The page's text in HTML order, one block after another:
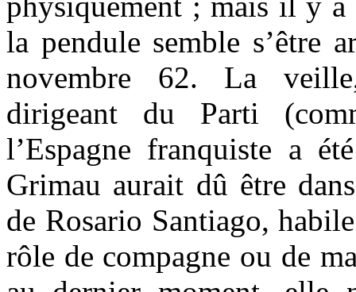
la pendule semble s’être
novembre 62. La
dirigeant du Parti
l’Espagne franquiste a
Grimau aurait dû être
de Rosario Santiago,
rôle de compagne ou de